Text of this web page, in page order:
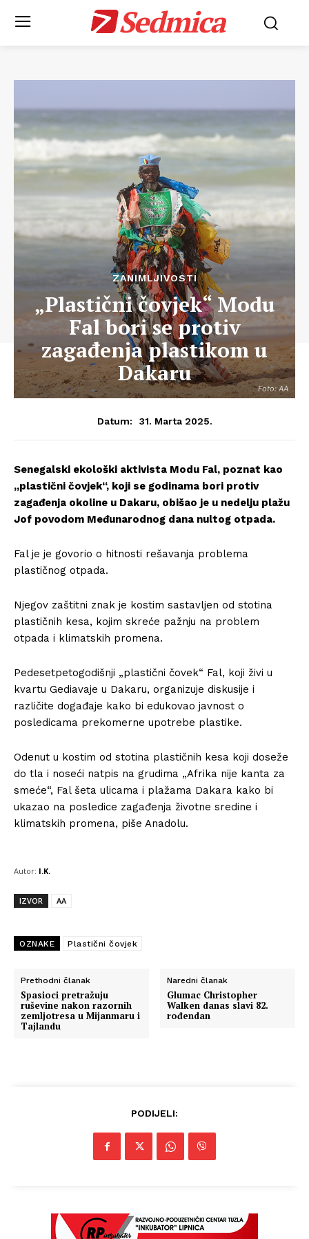
Sedmica
Foto: AA
ZANIMLJIVOSTI
„Plastični čovjek“ Modu
Fal bori se protiv
zagađenja plastikom u
Dakaru
Datum: 31. Marta 2025.
Senegalski ekološki aktivista Modu Fal, poznat kao
„plastični čovjek“, koji se godinama bori protiv
zagađenja okoline u Dakaru, obišao je u nedelju plažu
Jof povodom Međunarodnog dana nultog otpada.
Fal je je govorio o hitnosti rešavanja problema
plastičnog otpada.
Njegov zaštitni znak je kostim sastavljen od stotina
plastičnih kesa, kojim skreće pažnju na problem
otpada i klimatskih promena.
Pedesetpetogodišnji „plastični čovek“ Fal, koji živi u
kvartu Gediavaje u Dakaru, organizuje diskusije i
različite događaje kako bi edukovao javnost o
posledicama prekomerne upotrebe plastike.
Odenut u kostim od stotina plastičnih kesa koji doseže
do tla i noseći natpis na grudima „Afrika nije kanta za
smeće“, Fal šeta ulicama i plažama Dakara kako bi
ukazao na posledice zagađenja životne sredine i
klimatskih promena, piše Anadolu.
Autor: I.K.
IZVOR AA
OZNAKE Plastični čovjek
Prethodni članak
Spasioci pretražuju
ruševine nakon razornih
zemljotresa u Mijanmaru i
Tajlandu
Naredni članak
Glumac Christopher
Walken danas slavi 82.
rođendan
PODIJELI: